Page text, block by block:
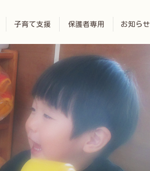
子育て支援 保護者専用 お知らせ